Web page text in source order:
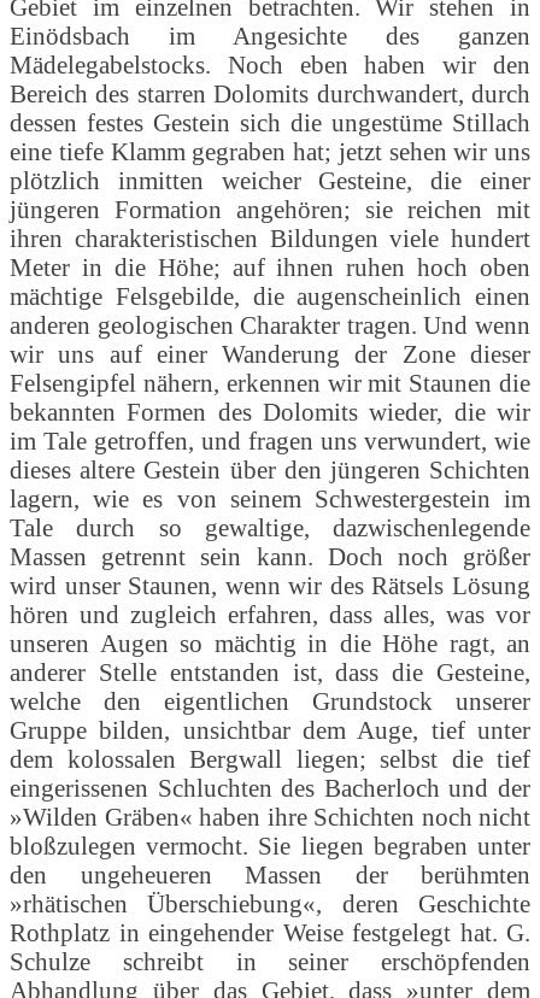
Gebiet im einzelnen betrachten. Wir stehen in
Einödsbach im Angesichte des ganzen
Mädelegabelstocks. Noch eben haben wir den
Bereich des starren Dolomits durchwandert, durch
dessen festes Gestein sich die ungestüme Stillach
eine tiefe Klamm gegraben hat; jetzt sehen wir uns
plötzlich inmitten weicher Gesteine, die einer
jüngeren Formation angehören; sie reichen mit
ihren charakteristischen Bildungen viele hundert
Meter in die Höhe; auf ihnen ruhen hoch oben
mächtige Felsgebilde, die augenscheinlich einen
anderen geologischen Charakter tragen. Und wenn
wir uns auf einer Wanderung der Zone dieser
Felsengipfel nähern, erkennen wir mit Staunen die
bekannten Formen des Dolomits wieder, die wir
im Tale getroffen, und fragen uns verwundert, wie
dieses altere Gestein über den jüngeren Schichten
lagern, wie es von seinem Schwestergestein im
Tale durch so gewaltige, dazwischenlegende
Massen getrennt sein kann. Doch noch größer
wird unser Staunen, wenn wir des Rätsels Lösung
hören und zugleich erfahren, dass alles, was vor
unseren Augen so mächtig in die Höhe ragt, an
anderer Stelle entstanden ist, dass die Gesteine,
welche den eigentlichen Grundstock unserer
Gruppe bilden, unsichtbar dem Auge, tief unter
dem kolossalen Bergwall liegen; selbst die tief
eingerissenen Schluchten des Bacherloch und der
»Wilden Gräben« haben ihre Schichten noch nicht
bloßzulegen vermocht. Sie liegen begraben unter
den ungeheueren Massen der berühmten
»rhätischen Überschiebung«, deren Geschichte
Rothplatz in eingehender Weise festgelegt hat. G.
Schulze schreibt in seiner erschöpfenden
Abhandlung über das Gebiet, dass »unter dem